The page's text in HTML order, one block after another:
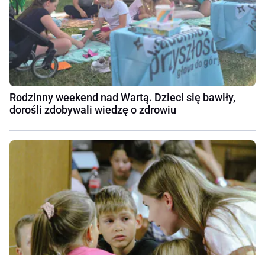
Rodzinny weekend nad Wartą. Dzieci się bawiły,
dorośli zdobywali wiedzę o zdrowiu